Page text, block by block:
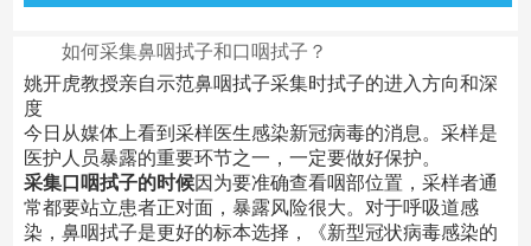
如何采集鼻咽拭子和口咽拭子？
姚开虎教授亲自示范鼻咽拭子采集时拭子的进入方向和深
度
今日从媒体上看到采样医生感染新冠病毒的消息。采样是
医护人员暴露的重要环节之一，一定要做好保护。
采集口咽拭子的时候因为要准确查看咽部位置，采样者通
常都要站立患者正对面，暴露风险很大。对于呼吸道感
染，鼻咽拭子是更好的标本选择，《新型冠状病毒感染的